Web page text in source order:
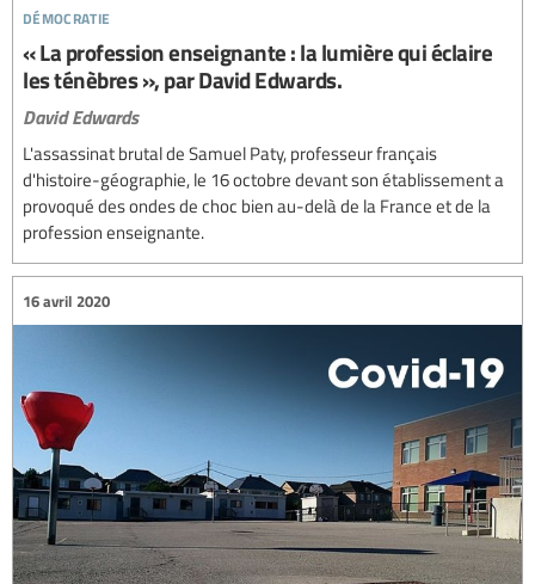
démocratie
« La profession enseignante : la lumière qui éclaire
les ténèbres », par David Edwards.
David Edwards
L'assassinat brutal de Samuel Paty, professeur français
d'histoire-géographie, le 16 octobre devant son établissement a
provoqué des ondes de choc bien au-delà de la France et de la
profession enseignante.
16 avril 2020